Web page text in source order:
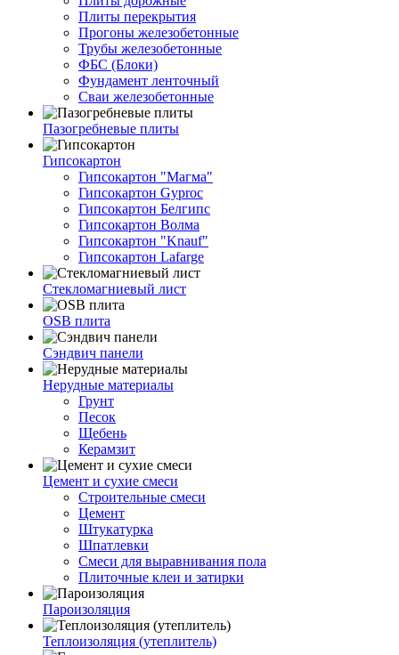
Плиты перекрытия
Прогоны железобетонные
Трубы железобетонные
ФБС (Блоки)
Фундамент ленточный
Сваи железобетонные
Пазогребневые плиты
Гипсокартон
Гипсокартон "Магма"
Гипсокартон Gyproc
Гипсокартон Белгипс
Гипсокартон Волма
Гипсокартон "Knauf"
Гипсокартон Lafarge
Стекломагниевый лист
OSB плита
Сэндвич панели
Нерудные материалы
Грунт
Песок
Щебень
Керамзит
Цемент и сухие смеси
Строительные смеси
Цемент
Штукатурка
Шпатлевки
Смеси для выравнивания пола
Плиточные клеи и затирки
Пароизоляция
Теплоизоляция (утеплитель)